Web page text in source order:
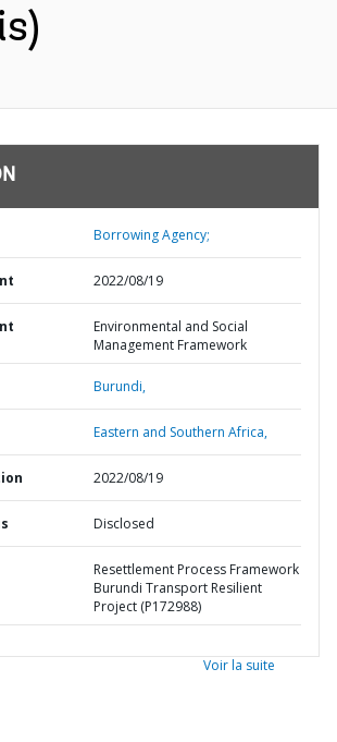
Borrowing Agency;
2022/08/19
Environmental and Social
Management Framework
Burundi,
Eastern and Southern Africa,
2022/08/19
Disclosed
Resettlement Process Framework
Burundi Transport Resilient
Project (P172988)
Voir la suite